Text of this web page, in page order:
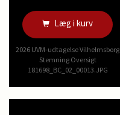
Læg i kurv
2026 UVM-udtagelse Vilhelmsborg
Stemning Oversigt
181698_BC_02_00013.JPG